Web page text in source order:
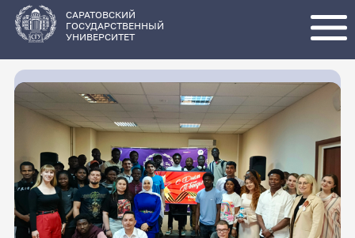
основному
содержанию
САРАТОВСКИЙ
ГОСУДАРСТВЕННЫЙ
УНИВЕРСИТЕТ